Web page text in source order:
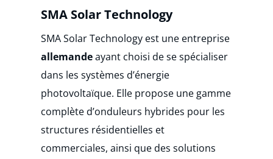
SMA Solar Technology
SMA Solar Technology est une entreprise
allemandeayant choisi de se spécialiser
dans les systèmes d’énergie
photovoltaïque. Elle propose une gamme
complète d’onduleurs hybrides pour les
structures résidentielles et
commerciales, ainsi que des solutions